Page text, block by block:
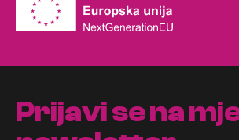
Prijavi se na